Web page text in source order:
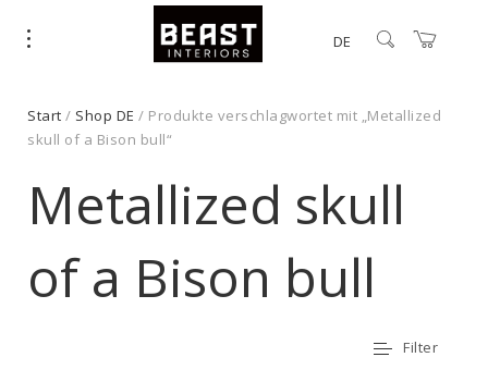
DE
Start / Shop DE / Produkte verschlagwortet mit „Metallized
skull of a Bison bull“
Metallized skull
of a Bison bull
Filter